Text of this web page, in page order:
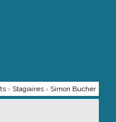
› Stagiaires › Simon Bucher